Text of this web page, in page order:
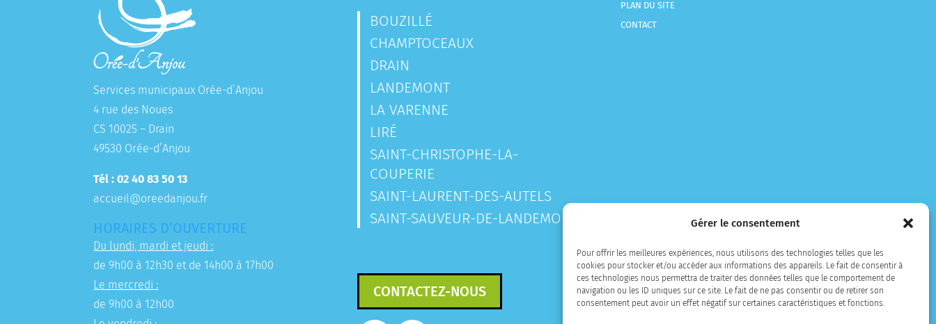
Gérer le consentement
Pour offrir les meilleures expériences, nous utilisons des technologies telles que les
cookies pour stocker et/ou accéder aux informations des appareils. Le fait de consentir à
ces technologies nous permettra de traiter des données telles que le comportement de
navigation ou les ID uniques sur ce site. Le fait de ne pas consentir ou de retirer son
consentement peut avoir un effet négatif sur certaines caractéristiques et fonctions.
Services municipaux Orée-d’Anjou
4 rue des Noues
CS 10025 – Drain
49530 Orée-d’Anjou
Tél : 02 40 83 50 13
accueil@oreedanjou.fr
HORAIRES D’OUVERTURE
Du lundi, mardi et jeudi :
de 9h00 à 12h30 et de 14h00 à 17h00
Le mercredi :
de 9h00 à 12h00
BOUZILLÉ
CHAMPTOCEAUX
DRAIN
LANDEMONT
LA VARENNE
LIRÉ
SAINT-CHRISTOPHE-LA-
COUPERIE
SAINT-LAURENT-DES-AUTELS
SAINT-SAUVEUR-DE-LANDEMONT
CONTACTEZ-NOUS
PLAN DU SITE
CONTACT